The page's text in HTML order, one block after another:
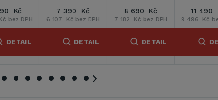
7 182 Kč bez DPH
DETAIL
11 490 Kč
9 496 Kč bez DPH
DETAIL
10 690 Kč
8 835 Kč bez DPH
DETAIL